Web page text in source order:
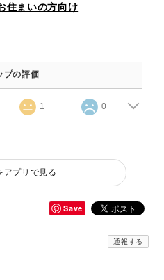
住まいの方向け
プの評価
1 0
アプリで見る
Save
通報する